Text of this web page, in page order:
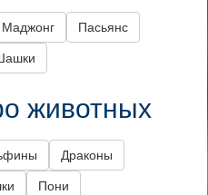
Маджонг Пасьянс
животных
Драконы
Пони